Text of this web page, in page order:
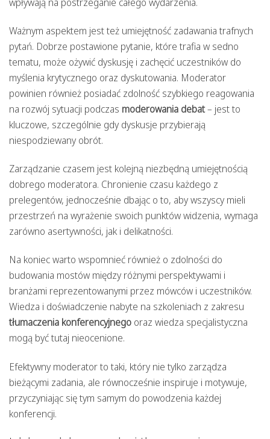
Ważnym aspektem jest też umiejętność zadawania trafnych
pytań. Dobrze postawione pytanie, które trafia w sedno
tematu, może ożywić dyskusję i zachęcić uczestników do
myślenia krytycznego oraz dyskutowania. Moderator
powinien również posiadać zdolność szybkiego reagowania
na rozwój sytuacji podczas moderowania debat– jest to
kluczowe, szczególnie gdy dyskusje przybierają
niespodziewany obrót.
Zarządzanie czasem jest kolejną niezbędną umiejętnością
dobrego moderatora. Chronienie czasu każdego z
prelegentów, jednocześnie dbając o to, aby wszyscy mieli
przestrzeń na wyrażenie swoich punktów widzenia, wymaga
zarówno asertywności, jak i delikatności.
Na koniec warto wspomnieć również o zdolności do
budowania mostów między różnymi perspektywami i
branżami reprezentowanymi przez mówców i uczestników.
Wiedza i doświadczenie nabyte na szkoleniach z zakresu
tłumaczenia konferencyjnego oraz wiedza specjalistyczna
mogą być tutaj nieocenione.
Efektywny moderator to taki, który nie tylko zarządza
bieżącymi zadania, ale równocześnie inspiruje i motywuje,
przyczyniając się tym samym do powodzenia każdej
konferencji.